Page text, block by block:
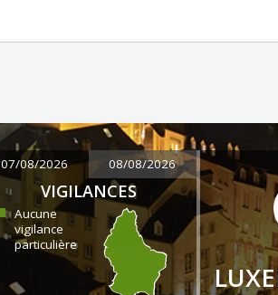
07/08/2026 08/08/2026
VIGILANCES
Aucune
vigilance
particulière